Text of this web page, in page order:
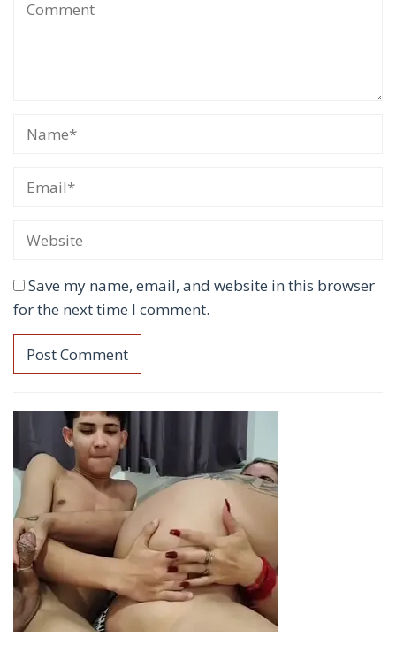
Save my name, email, and website in this browser
for the next time I comment.